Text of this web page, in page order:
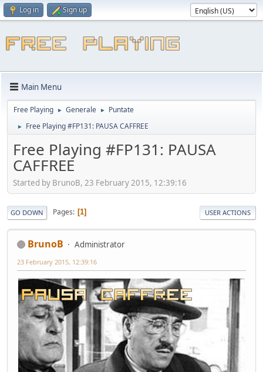
Log in Sign up
Main Menu
Free Playing ► Generale ► Puntate
► Free Playing #FP131: PAUSA CAFFREE
Free Playing #FP131: PAUSA
CAFFREE
Started by BrunoB, 23 February 2015, 12:39:16
GO DOWN Pages 1 USER ACTIONS
BrunoB Administrator
23 February 2015, 12:39:16